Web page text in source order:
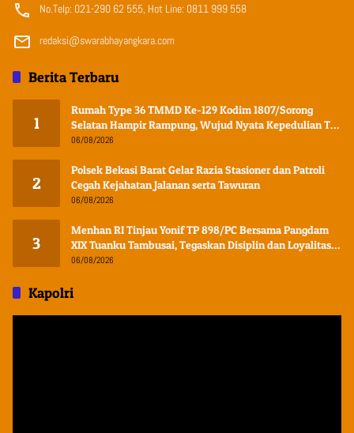
No.Telp: 021-290 62 555, Hot Line: 0811 999 558
redaksi@swarabhayangkara.com
Berita Terbaru
1
Rumah Type 36 TMMD Ke-129 Kodim 1807/Sorong
Selatan Hampir Rampung, Wujud Nyata Kepedulian TNI
Tingkatkan Kesejahteraan Warga
06/08/2026
2
Polsek Bekasi Barat Gelar Razia Stasioner dan Patroli
Cegah Kejahatan Jalanan serta Tawuran
06/08/2026
3
Menhan RI Tinjau Yonif TP 898/PC Bersama Pangdam
XIX Tuanku Tambusai, Tegaskan Disiplin dan Loyalitas
Prajurit
06/08/2026
Kapolri